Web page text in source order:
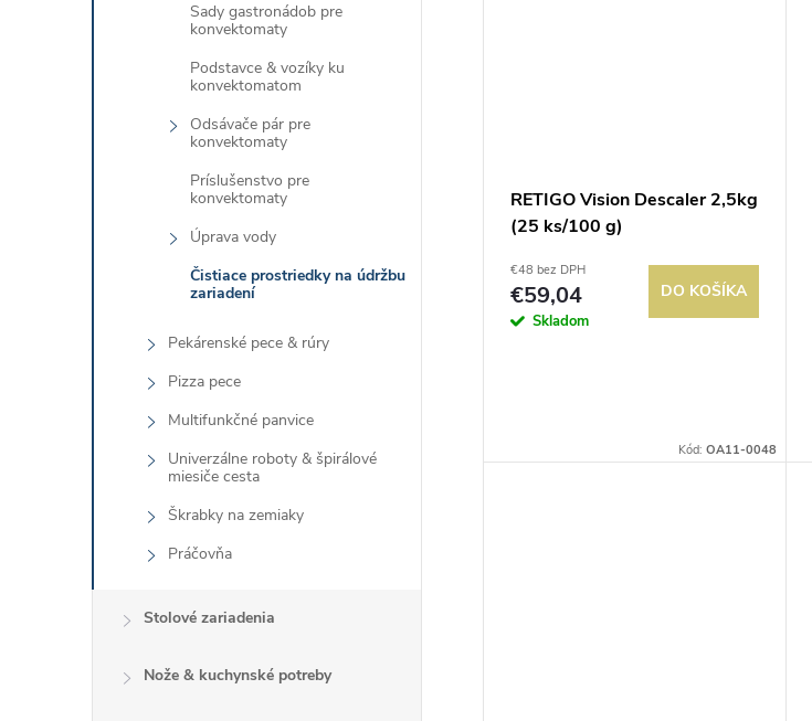
Sady gastronádob pre
konvektomaty
Podstavce & vozíky ku
konvektomatom
Odsávače pár pre
konvektomaty
Príslušenstvo pre
konvektomaty
Úprava vody
Čistiace prostriedky na údržbu
zariadení
Pekárenské pece & rúry
Pizza pece
Multifunkčné panvice
Univerzálne roboty & špirálové
miesiče cesta
Škrabky na zemiaky
Práčovňa
Stolové zariadenia
Nože & kuchynské potreby
RETIGO Vision Descaler 2,5kg
(25 ks/100 g)
€48 bez DPH
€59,04
Skladom
DO KOŠÍKA
Kód:OA11-0048